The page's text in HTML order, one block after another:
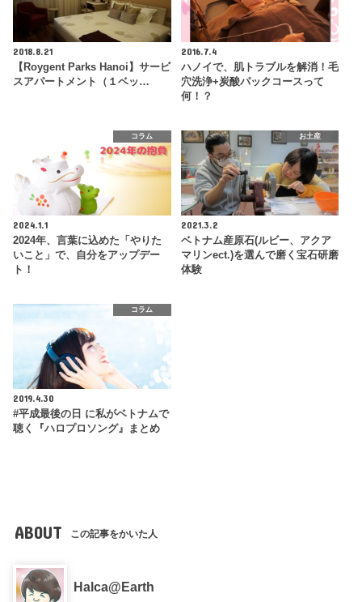
2018.8.21
【Roygent Parks Hanoi】サービ
スアパートメント（１ベッ…
2016.7.4
ハノイで、肌トラブルを解消！毛
穴洗浄+炭酸パックコースって
何！？
コラム
2024.1.1
2024年、言葉に込めた「やりた
いこと」で、自分をアップデー
ト！
お土産
2021.3.2
ベトナム産原石(ルビー、アクア
マリンect.)を選んで磨く宝石研磨
体験
コラム
2019.4.30
#平成最後の日 に私がベトナムで
聴く『ハロプロソング』まとめ
ABOUT この記事をかいた人
Halca@Earth